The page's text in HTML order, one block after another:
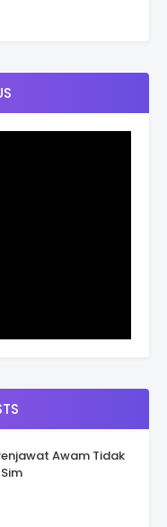
Awam Tidak